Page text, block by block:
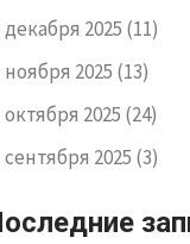
декабря 2025 (11)
ноября 2025 (13)
октября 2025 (24)
сентября 2025 (3)